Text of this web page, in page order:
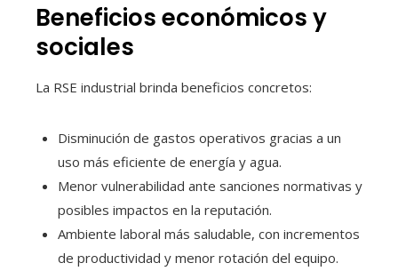
Beneficios económicos y
sociales
La RSE industrial brinda beneficios concretos:
Disminución de gastos operativos gracias a un
uso más eficiente de energía y agua.
Menor vulnerabilidad ante sanciones normativas y
posibles impactos en la reputación.
Ambiente laboral más saludable, con incrementos
de productividad y menor rotación del equipo.